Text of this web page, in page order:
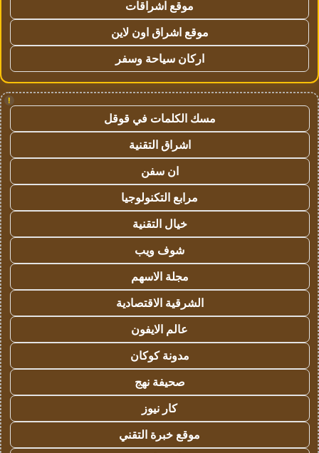
موقع اشراقات
موقع اشراق اون لاين
اركان سياحة وسفر
!
مسك الكلمات في قوقل
اشراق التقنية
ان سفن
مرابع التكنولوجيا
خيال التقنية
شوف ويب
مجلة الاسهم
الشرقية الاقتصادية
عالم الايفون
مدونة كوكان
صحيفة نهج
كار نيوز
موقع خبرة التقني